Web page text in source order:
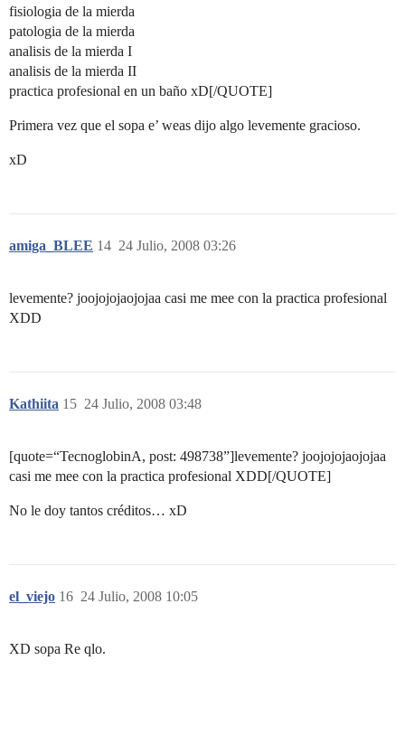
fisiologia de la mierda
patologia de la mierda
analisis de la mierda I
analisis de la mierda II
practica profesional en un baño xD[/QUOTE]
Primera vez que el sopa e’ weas dijo algo levemente gracioso.
xD
amiga_BLEE 24 Julio, 2008 03:26
14
levemente? joojojojaojojaa casi me mee con la practica profesional
XDD
Kathiita 24 Julio, 2008 03:48
15
[quote=“TecnoglobinA, post: 498738”]levemente? joojojojaojojaa
casi me mee con la practica profesional XDD[/QUOTE]
No le doy tantos créditos… xD
el_viejo 24 Julio, 2008 10:05
16
XD sopa Re qlo.